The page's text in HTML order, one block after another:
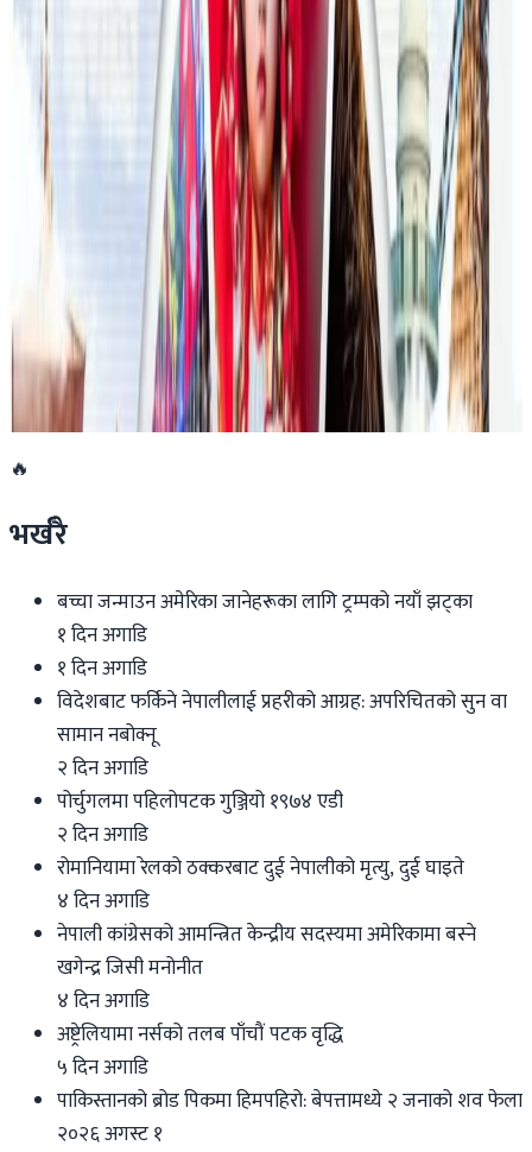
फिफा विश्वकपमा अस्ट्रेलियाको टोलीका लागि
रणनीति बनाउने नेपाली युवा
२०२६ जुलाई २३
एनपिएल अष्ट्रेलियाको पाँचौं संस्करणमा कृष्ण कार्की
सबैभन्दा महँगा खेलाडी
२०२६ जुलाई १९
डार्विनमा नेपाल फेस्टिभल हुँदै
२०२६ जुन ११
🔥
भर्खरै
बच्चा जन्माउन अमेरिका जानेहरूका लागि ट्रम्पको नयाँ झट्का
१ दिन अगाडि
१ दिन अगाडि
विदेशबाट फर्किने नेपालीलाई प्रहरीको आग्रह: अपरिचितको सुन वा
सामान नबोक्नू
२ दिन अगाडि
पोर्चुगलमा पहिलोपटक गुञ्जियो १९७४ एडी
२ दिन अगाडि
रोमानियामा रेलको ठक्करबाट दुई नेपालीको मृत्यु, दुई घाइते
४ दिन अगाडि
नेपाली कांग्रेसको आमन्त्रित केन्द्रीय सदस्यमा अमेरिकामा बस्ने
खगेन्द्र जिसी मनोनीत
४ दिन अगाडि
अष्ट्रेलियामा नर्सको तलब पाँचौं पटक वृद्धि
५ दिन अगाडि
पाकिस्तानको ब्रोड पिकमा हिमपहिरो: बेपत्तामध्ये २ जनाको शव फेला
२०२६ अगस्ट १